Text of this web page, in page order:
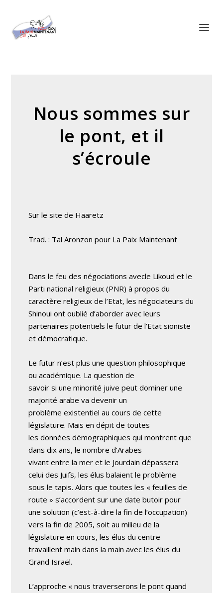
Nous sommes sur
le pont, et il
s’écroule
Sur le site de Haaretz
Trad. : Tal Aronzon pour La Paix Maintenant
Dans le feu des négociations avecle Likoud et le
Parti national religieux (PNR) à propos du
caractère religieux de l’Etat, les négociateurs du
Shinoui ont oublié d’aborder avec leurs
partenaires potentiels le futur de l’Etat sioniste
et démocratique.
Le futur n’est plus une question philosophique
ou académique. La question de
savoir si une minorité juive peut dominer une
majorité arabe va devenir un
problème existentiel au cours de cette
législature. Mais en dépit de toutes
les données démographiques qui montrent que
dans dix ans, le nombre d’Arabes
vivant entre la mer et le Jourdain dépassera
celui des Juifs, les élus balaient le problème
sous le tapis. Alors que toutes les « feuilles de
route » s’accordent sur une date butoir pour
une solution (c’est-à-dire la fin de l’occupation)
vers la fin de 2005, soit au milieu de la
législature en cours, les élus du centre
travaillent main dans la main avec les élus du
Grand Israël.
L’approche « nous traverserons le pont quand